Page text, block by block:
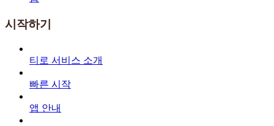
시작하기
티로 서비스 소개
빠른 시작
앱 안내